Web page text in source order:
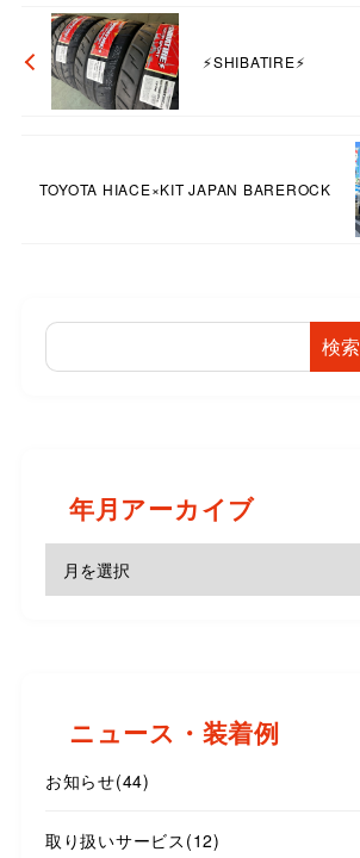
⚡SHIBATIRE⚡
TOYOTA HIACE×KIT JAPAN BAREROCK
検索
年月アーカイブ
ニュース・装着例
お知らせ(44)
取り扱いサービス (12)